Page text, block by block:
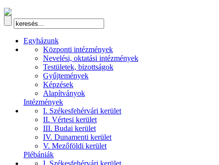
Egyházunk
Központi intézmények
Nevelési, oktatási intézmények
Testületek, bizottságok
Gyűjtemények
Képzések
Alapítványok
Intézmények
I. Székesfehérvári kerület
II. Vértesi kerület
III. Budai kerület
IV. Dunamenti kerület
V. Mezőföldi kerület
Plébániák
I. Székesfehérvári kerület